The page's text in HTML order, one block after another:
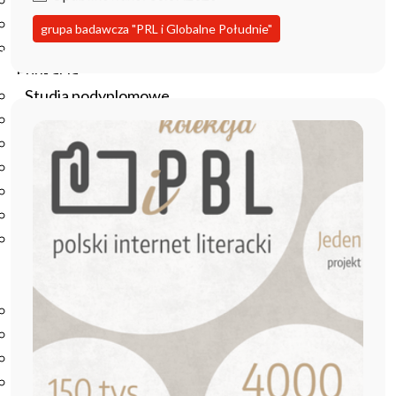
Repozytorium RCIN
Otwarta nauka
Edukacja
Studia podyplomowe
Szkolenia
Szkoła Doktorska Anthropos
Erasmus
Olimpiada Literatury i Języka Polskiego
Olimpiada Literatury i Języka Polskiego dla Szkół
Podstawowych
Biblioteka
O bibliotece
Godziny otwarcia
Katalog
Nowości
grupa badawcza "PRL i Globalne Południe"